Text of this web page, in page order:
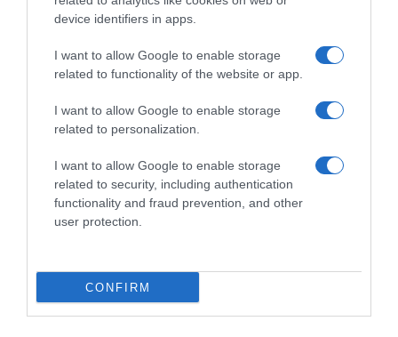
device identifiers in apps.
I want to allow Google to enable storage
related to functionality of the website or app.
I want to allow Google to enable storage
related to personalization.
I want to allow Google to enable storage
related to security, including authentication
functionality and fraud prevention, and other
user protection.
CONFIRM
εθνική ασφάλεια της πατρίδας μας με
νέο αναπτυξιακό καθεστώς για την
Άμυνα”
Στα 150.000.000 ευρώ ανέρχονται οι επενδύσεις